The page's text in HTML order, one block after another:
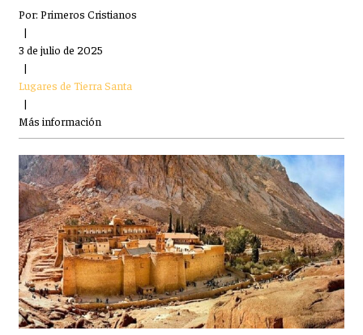
Por: Primeros Cristianos
|
3 de julio de 2025
|
Lugares de Tierra Santa
|
Más información